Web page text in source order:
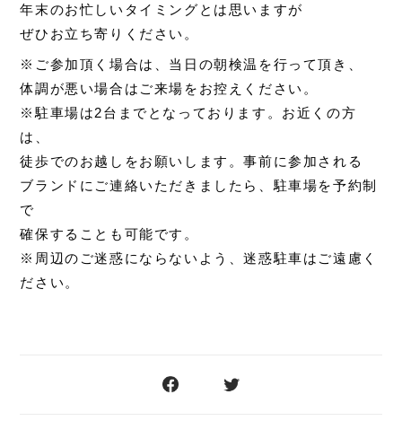
年末のお忙しいタイミングとは思いますが
ぜひお立ち寄りください。
※ご参加頂く場合は、当日の朝検温を行って頂き、
体調が悪い場合はご来場をお控えください。
※駐車場は2台までとなっております。お近くの方
は、
徒歩でのお越しをお願いします。事前に参加される
ブランドにご連絡いただきましたら、駐車場を予約制
で
確保することも可能です。
※周辺のご迷惑にならないよう、迷惑駐車はご遠慮く
ださい。